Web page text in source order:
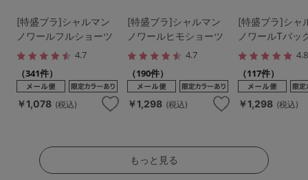
[特盛ブラ]シャルマン
ノワールフルショーツ
4.7
（341件）
￥1,078 (税込)
[特盛ブラ]シャルマン
ノワールヒモショーツ
4.7
（190件）
￥1,298 (税込)
[特盛ブラ]シャ
ノワールTバッ
4.8
（117件）
￥1,298 (税込)
もっと見る